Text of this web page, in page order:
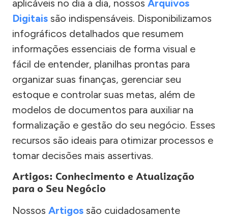
aplicáveis no dia a dia, nossos Arquivos
Digitais são indispensáveis. Disponibilizamos
infográficos detalhados que resumem
informações essenciais de forma visual e
fácil de entender, planilhas prontas para
organizar suas finanças, gerenciar seu
estoque e controlar suas metas, além de
modelos de documentos para auxiliar na
formalização e gestão do seu negócio. Esses
recursos são ideais para otimizar processos e
tomar decisões mais assertivas.
Artigos: Conhecimento e Atualização
para o Seu Negócio
Nossos Artigos são cuidadosamente